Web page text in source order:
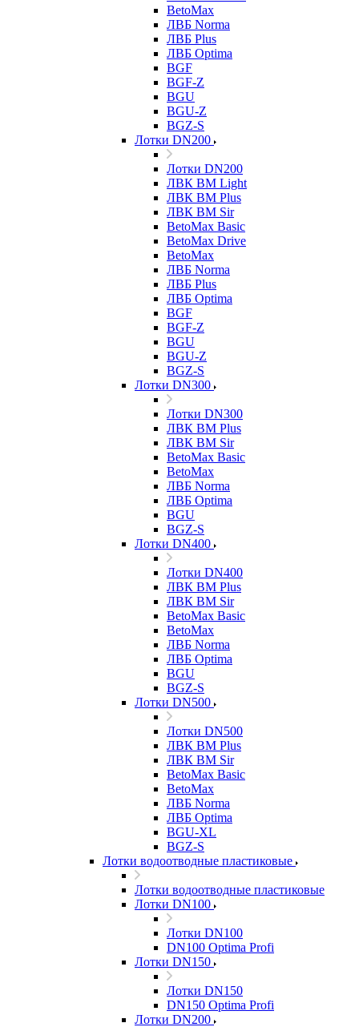
BetoMax
ЛВБ Norma
ЛВБ Plus
ЛВБ Optima
BGF
BGF-Z
BGU
BGU-Z
BGZ-S
Лотки DN200
Лотки DN200
ЛВК ВМ Light
ЛВК ВМ Plus
ЛВК ВМ Sir
BetoMax Basic
BetoMax Drive
BetoMax
ЛВБ Norma
ЛВБ Plus
ЛВБ Optima
BGF
BGF-Z
BGU
BGU-Z
BGZ-S
Лотки DN300
Лотки DN300
ЛВК ВМ Plus
ЛВК ВМ Sir
BetoMax Basic
BetoMax
ЛВБ Norma
ЛВБ Optima
BGU
BGZ-S
Лотки DN400
Лотки DN400
ЛВК ВМ Plus
ЛВК ВМ Sir
BetoMax Basic
BetoMax
ЛВБ Norma
ЛВБ Optima
BGU
BGZ-S
Лотки DN500
Лотки DN500
ЛВК ВМ Plus
ЛВК ВМ Sir
BetoMax Basic
BetoMax
ЛВБ Norma
ЛВБ Optima
BGU-XL
BGZ-S
Лотки водоотводные пластиковые
Лотки водоотводные пластиковые
Лотки DN100
Лотки DN100
DN100 Optima Profi
Лотки DN150
Лотки DN150
DN150 Optima Profi
Лотки DN200